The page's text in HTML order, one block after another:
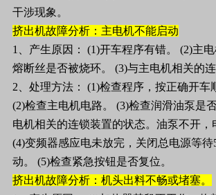
干涉现象。
挤出机故障分析：主电机不能启动
1、产生原因： (1)开车程序有错。 (2)主电
熔断丝是否被烧环。 (3)与主电机相关的
2、处理方法： (1)检查程序，按正确开车
(2)检查主电机电路。 (3)检查润滑油泵是
电机相关的连锁装置的状态。油泵不开，
(4)变频器感应电未放完，关闭总电源等
动。 (5)检查紧急按钮是否复位。
挤出机故障分析：机头出料不畅或堵塞。